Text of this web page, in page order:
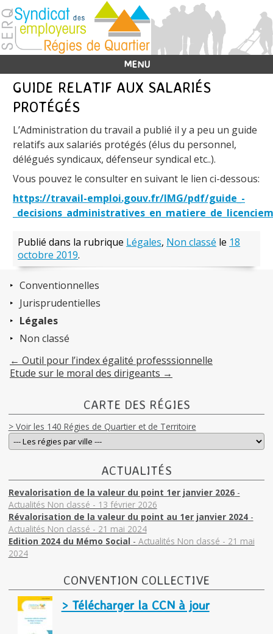
MENU
GUIDE RELATIF AUX SALARIÉS
PROTÉGÉS
L’Administration du travail a publié il y a peu un guide
relatifs aux salariés protégés (élus du personnel,
délégués syndicaux, défenseur syndical etc..).
Vous pouvez le consulter en suivant le lien ci-dessous:
https://travail-emploi.gouv.fr/IMG/pdf/guide_-
Publié dans la rubrique Légales, Non classé le 18
octobre 2019.
Conventionnelles
Jurisprudentielles
Légales
Non classé
← Outil pour l’index égalité professsionnelle
Etude sur le moral des dirigeants →
CARTE DES RÉGIES
> Voir les 140 Régies de Quartier et de Territoire
ACTUALITÉS
Revalorisation de la valeur du point 1er janvier 2026-
Actualités Non classé - 13 février 2026
Révalorisation de la valeur du point au 1er janvier 2024-
Actualités Non classé - 21 mai 2024
Edition 2024 du Mémo Social - Actualités Non classé - 21 mai
2024
CONVENTION COLLECTIVE
> Télécharger la CCN à jour